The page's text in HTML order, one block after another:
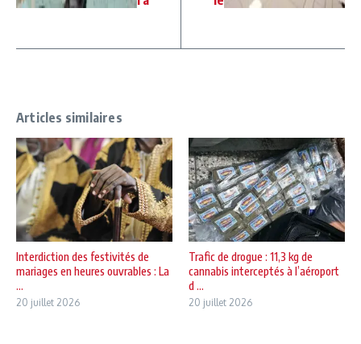
Articles similaires
Interdiction des festivités de
mariages en heures ouvrables : La
...
20 juillet 2026
Trafic de drogue : 11,3 kg de
cannabis interceptés à l’aéroport
d ...
20 juillet 2026